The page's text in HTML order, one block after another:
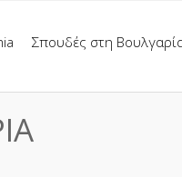
Σπουδές στη